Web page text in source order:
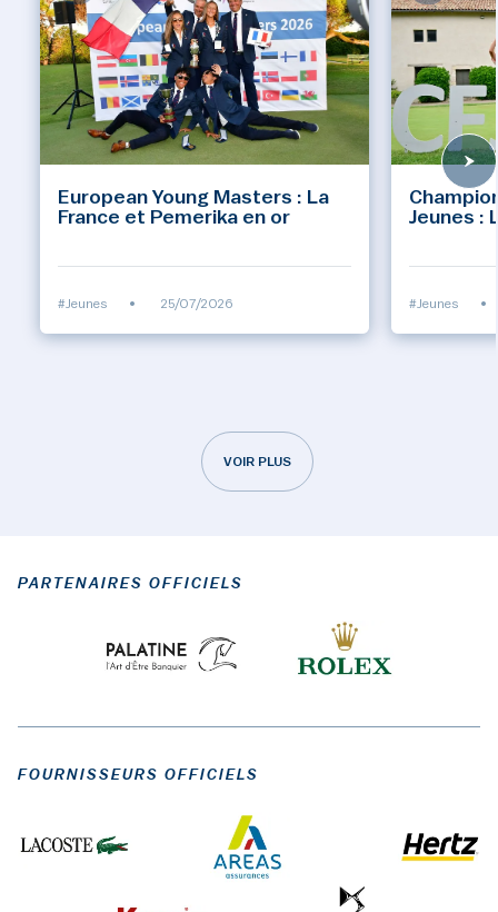
European Young Masters : La
France et Pemerika en or
#Jeunes • 25/07/2026
Jeunes :
#Jeunes •
VOIR PLUS
PARTENAIRES OFFICIELS
FOURNISSEURS OFFICIELS